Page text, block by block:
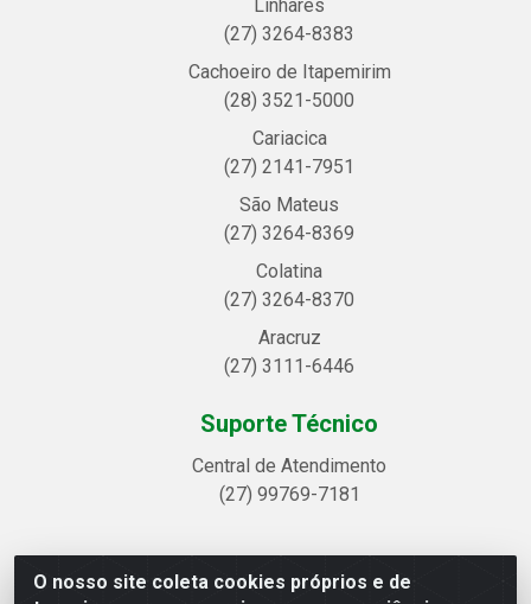
O nosso site coleta cookies próprios e de
Linhares
(27) 3264-8383
Cachoeiro de Itapemirim
(28) 3521-5000
Cariacica
(27) 2141-7951
São Mateus
(27) 3264-8369
Colatina
(27) 3264-8370
Aracruz
(27) 3111-6446
Suporte Técnico
Central de Atendimento
(27) 99769-7181
Linhavix Distribuidora LTDA - Avenida Alegre, 2521 -